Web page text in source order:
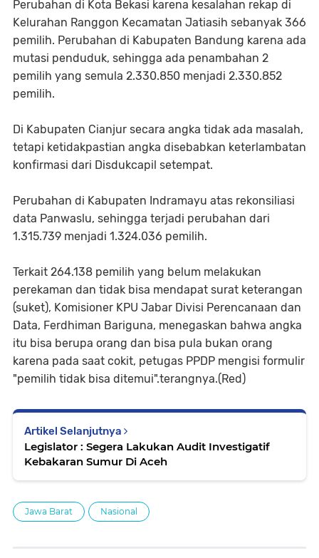
Perubahan di Kota Bekasi karena kesalahan rekap di
Kelurahan Ranggon Kecamatan Jatiasih sebanyak 366
pemilih. Perubahan di Kabupaten Bandung karena ada
mutasi penduduk, sehingga ada penambahan 2
pemilih yang semula 2.330.850 menjadi 2.330.852
pemilih.
Di Kabupaten Cianjur secara angka tidak ada masalah,
tetapi ketidakpastian angka disebabkan keterlambatan
konfirmasi dari Disdukcapil setempat.
Perubahan di Kabupaten Indramayu atas rekonsiliasi
data Panwaslu, sehingga terjadi perubahan dari
1.315.739 menjadi 1.324.036 pemilih.
Terkait 264.138 pemilih yang belum melakukan
perekaman dan tidak bisa mendapat surat keterangan
(suket), Komisioner KPU Jabar Divisi Perencanaan dan
Data, Ferdhiman Bariguna, menegaskan bahwa angka
itu bisa berupa orang dan bisa pula bukan orang
karena pada saat cokit, petugas PPDP mengisi formulir
"pemilih tidak bisa ditemui".terangnya.(Red)
Artikel Selanjutnya
Legislator : Segera Lakukan Audit Investigatif
Kebakaran Sumur Di Aceh
Jawa Barat Nasional